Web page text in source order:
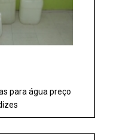
para água preço